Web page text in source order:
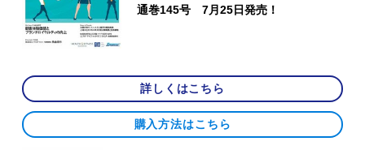
通巻145号 7月25日発売！
詳しくはこちら
購入方法はこちら